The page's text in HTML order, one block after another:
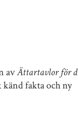
avÄttartavlor för
känd fakta och ny